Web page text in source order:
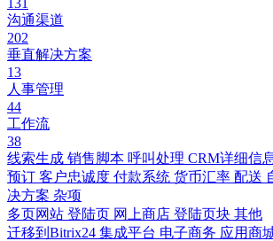
131
沟通渠道
202
垂直解决方案
13
人事管理
44
工作流
38
线索生成 销售脚本 呼叫处理 CRM详细信
预订 客户忠诚度 付款系统 货币汇率 配送
决方案 杂项
多页网站 登陆页 网上商店 登陆页块 其他
迁移到Bitrix24 集成平台 电子商务 应用商